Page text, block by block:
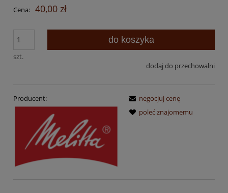
Cena: 40,00 zł
szt.
do koszyka
dodaj do przechowalni
Producent:
negocjuj cenę
poleć znajomemu